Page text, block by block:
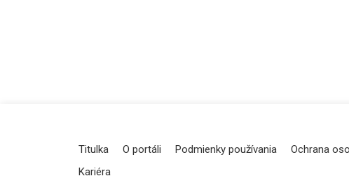
Titulka O portáli Podmienky používania Ochrana
Kariéra